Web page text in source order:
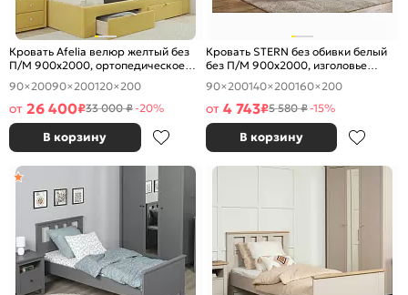
Кровать Afelia велюр желтый без
П/М 900x2000, ортопедическое
основание, изголовье мягкое
90×20090×200120×200
от 26 400₽33 000 ₽-20%
В корзину
Кровать STERN без обивки белый
без П/М 900x2000, изголовье
жесткое
90×200140×200160×200
от 4 743₽5 580 ₽-15%
В корзину